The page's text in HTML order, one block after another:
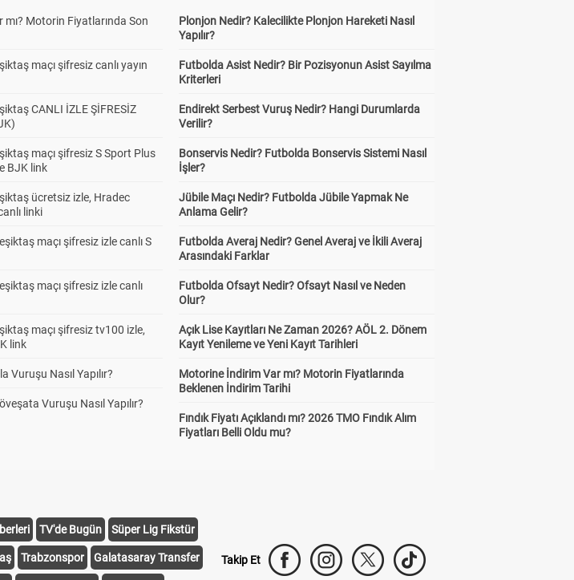
Motorin Fiyatlarında Son
maçı şifresiz canlı yayın
CANLI İZLE ŞİFRESİZ
maçı şifresiz S Sport Plus
BJK link
ücretsiz izle, Hradec
linki
maçı şifresiz izle canlı S
maçı şifresiz izle canlı
maçı şifresiz tv100 izle,
link
Vuruşu Nasıl Yapılır?
Vuruşu Nasıl Yapılır?
Plonjon Nedir? Kalecilikte Plonjon Hareketi Nasıl
Yapılır?
Futbolda Asist Nedir? Bir Pozisyonun Asist Sayılma
Kriterleri
Endirekt Serbest Vuruş Nedir? Hangi Durumlarda
Verilir?
Bonservis Nedir? Futbolda Bonservis Sistemi Nasıl
İşler?
Jübile Maçı Nedir? Futbolda Jübile Yapmak Ne
Anlama Gelir?
Futbolda Averaj Nedir? Genel Averaj ve İkili Averaj
Arasındaki Farklar
Futbolda Ofsayt Nedir? Ofsayt Nasıl ve Neden
Olur?
Açık Lise Kayıtları Ne Zaman 2026? AÖL 2. Dönem
Kayıt Yenileme ve Yeni Kayıt Tarihleri
Motorine İndirim Var mı? Motorin Fiyatlarında
Beklenen İndirim Tarihi
Fındık Fiyatı Açıklandı mı? 2026 TMO Fındık Alım
Fiyatları Belli Oldu mu?
TV'de Bugün Süper Lig Fikstür
Trabzonspor Galatasaray Transfer Takip Et